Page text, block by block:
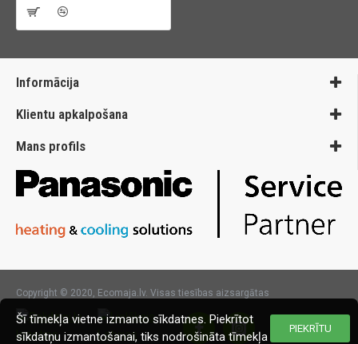
Informācija
Klientu apkalpošana
Mans profils
Copyright © 2020, Ecomaja.lv. Visas tiesības aizsargātas
PIEKRĪTU
Šī tīmekļa vietne izmanto sīkdatnes. Piekrītot
sīkdatņu izmantošanai, tiks nodrošināta tīmekļa